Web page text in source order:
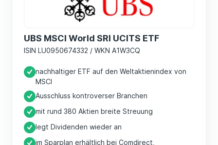
UBS MSCI World SRI UCITS ETF
ISIN LU0950674332 / WKN A1W3CQ
nachhaltiger ETF auf den Weltaktienindex von
MSCI
Ausschluss kontroverser Branchen
mit rund 380 Aktien breite Streuung
legt Dividenden wieder an
im Sparplan erhältlich bei Comdirect,